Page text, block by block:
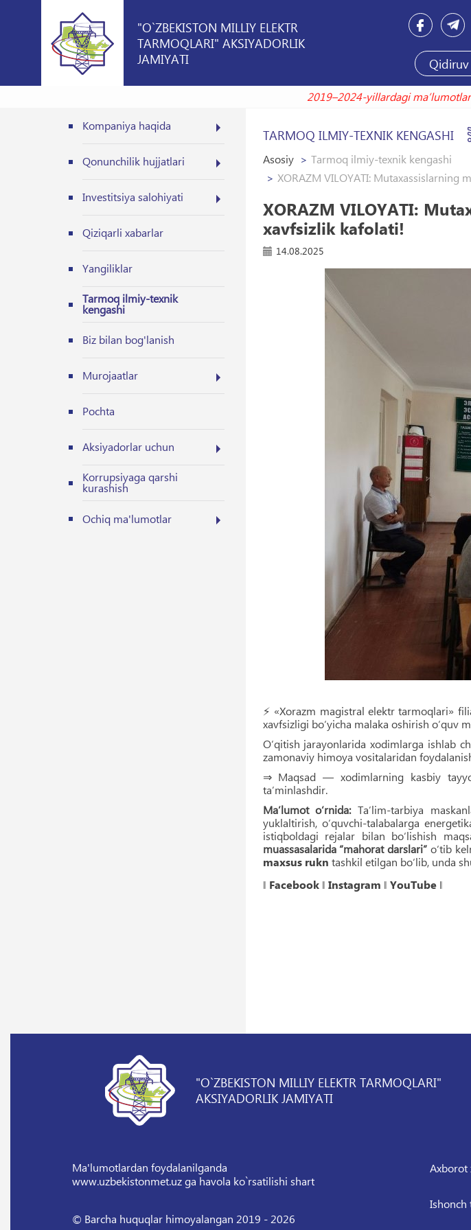
"O`ZBEKISTON MILLIY ELEKTR
TARMOQLARI" AKSIYADORLIK
JAMIYATI
2019–2024-yillardagi
Kompaniya haqida
Qonunchilik hujjatlari
Investitsiya salohiyati
Qiziqarli xabarlar
Yangiliklar
Tarmoq ilmiy-texnik
kengashi
Biz bilan bog'lanish
Murojaatlar
Pochta
Aksiyadorlar uchun
Korrupsiyaga qarshi
kurashish
Ochiq ma'lumotlar
TARMOQ ILMIY-TEXNIK KENGASHI
Asosiy
Tarmoq ilmiy-texnik kengashi
XORAZM VILOYATI:
XORAZM VILOYATI:
xavfsizlik kafolati!
14.08.2025
⚡️ «Xorazm magistral elektr tarmoqlari»
xavfsizligi bo‘yicha malaka oshirish o‘quv
O‘qitish jarayonlarida xodimlarga ishlab
zamonaviy himoya vositalaridan
⇒ Maqsad — xodimlarning kasbiy
ta’minlashdir.
Ma’lumot o‘rnida:Taʼlim-tarbiya
yuklaltirish, o‘quvchi-talabalarga
istiqboldagi rejalar bilan bo‘lishish
muassasalarida “mahorat darslari” o‘tib
maxsus rukn tashkil etilgan bo‘lib, unda
‖ Facebook‖ Instagram ‖ YouTube‖
"O`ZBEKISTON MILLIY ELEKTR TARMOQLARI"
AKSIYADORLIK JAMIYATI
Ma'lumotlardan foydalanilganda
www.uzbekistonmet.uz ga havola ko`rsatilishi shart
© Barcha huquqlar himoyalangan 2019 - 2026
Axborot
Ishonch